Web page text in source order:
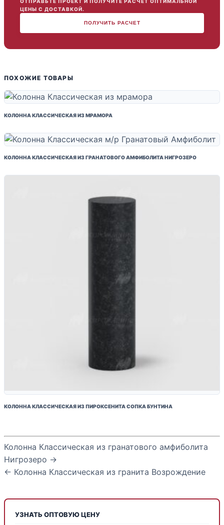
ЦЕНЫ С ДОСТАВКОЙ.
ПОЛУЧИТЬ РАСЧЕТ
ПОХОЖИЕ ТОВАРЫ
КОЛОННА КЛАССИЧЕСКАЯ ИЗ МРАМОРА
КОЛОННА КЛАССИЧЕСКАЯ ИЗ ГРАНАТОВОГО АМФИБОЛИТА НИГРОЗЕРО
КОЛОННА КЛАССИЧЕСКАЯ ИЗ ПИРОКСЕНИТА СОПКА БУНТИНА
Колонна Классическая из гранатового амфиболита
Нигрозеро →
← Колонна Классическая из гранита Возрождение
УЗНАТЬ ОПТОВУЮ ЦЕНУ